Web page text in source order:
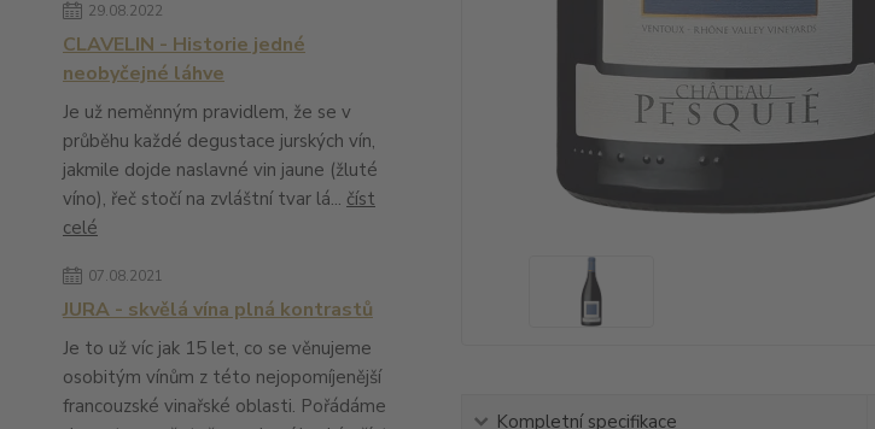
29.08.2022
CLAVELIN - Historie jedné
neobyčejné láhve
Je už neměnným pravidlem, že se v
průběhu každé degustace jurských vín,
jakmile dojde naslavné vin jaune (žluté
víno), řeč stočí na zvláštní tvar lá... číst
celé
07.08.2021
JURA - skvělá vína plná kontrastů
Je to už víc jak 15 let, co se věnujeme
osobitým vínům z této nejopomíjenější
francouzské vinařské oblasti. Pořádáme
Kompletní specifikace